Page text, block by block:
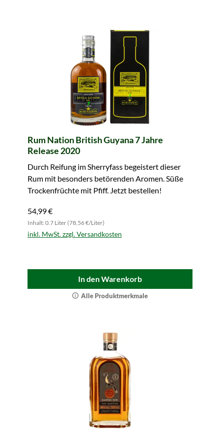
Rum Nation British Guyana 7 Jahre
Release 2020
Durch Reifung im Sherryfass begeistert dieser
Rum mit besonders betörenden Aromen. Süße
Trockenfrüchte mit Pfiff. Jetzt bestellen!
54,99 €
Inhalt: 0.7 Liter (78,56 €/Liter)
inkl. MwSt. zzgl. Versandkosten
In den Warenkorb
Alle Produktmerkmale